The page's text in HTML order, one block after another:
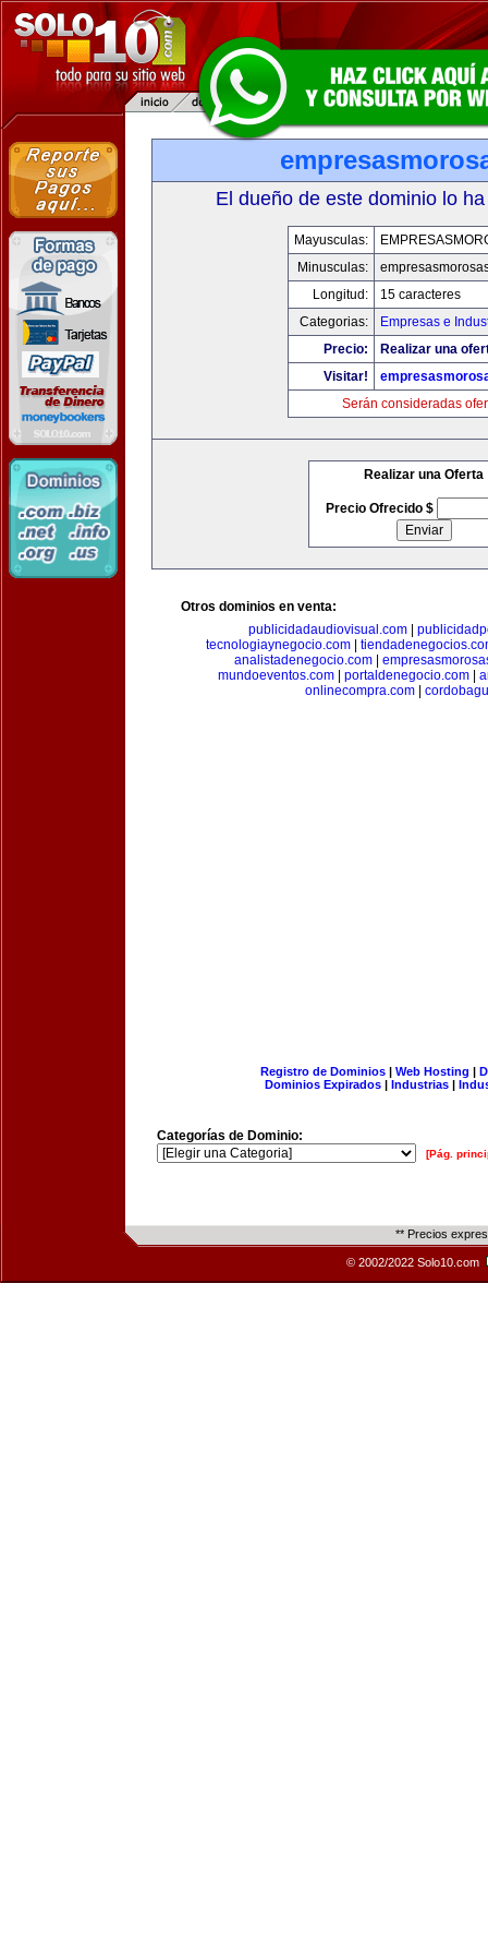
El dueño de este dominio lo
Mayusculas:
Minusculas:
Longitud:
15 caracteres
Categorias:
Empresas e
Precio:
Realizar una
Visitar!
Serán consideradas
Realizar una Oferta
Precio Ofrecido $
Otros dominios en venta:
publicidadaudiovisual.com|
tecnologiaynegocio.com
analistadenegocio.com
mundoeventos.com| portaldenegocio.com|
onlinecompra.com
Registro de Dominios| Web Hosting |
Dominios Expirados | Industrias |
Categorías de Dominio:
[Pág.
** Precios
© 2002/2022 Solo10.com